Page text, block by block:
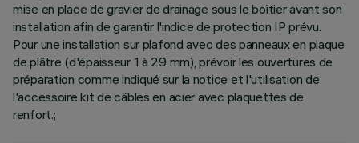
mise en place de gravier de drainage sous le boîtier avant son
installation afin de garantir l'indice de protection IP prévu.
Pour une installation sur plafond avec des panneaux en plaque
de plâtre (d'épaisseur 1 à 29 mm), prévoir les ouvertures de
préparation comme indiqué sur la notice et l'utilisation de
l'accessoire kit de câbles en acier avec plaquettes de
renfort.;